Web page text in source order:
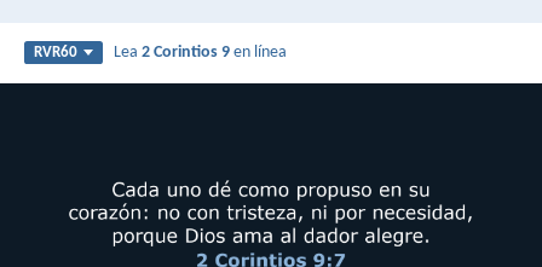
RVR60 Lea2 Corintios 9 en línea